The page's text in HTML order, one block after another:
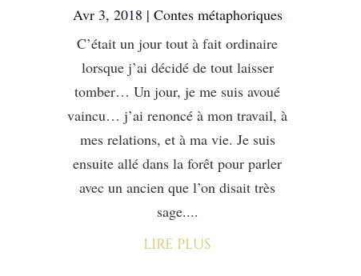
Avr 3, 2018 | Contes métaphoriques
C’était un jour tout à fait ordinaire
lorsque j’ai décidé de tout laisser
tomber… Un jour, je me suis avoué
vaincu… j’ai renoncé à mon travail, à
mes relations, et à ma vie. Je suis
ensuite allé dans la forêt pour parler
avec un ancien que l’on disait très
sage....
lire plus